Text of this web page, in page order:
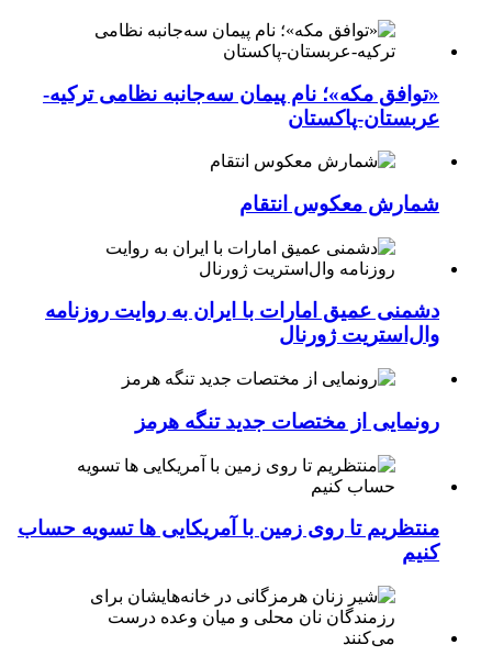
«توافق مکه»؛ نام پیمان سه‌جانبه نظامی ترکیه-
عربستان-پاکستان
شمارش معکوس انتقام
دشمنی عمیق امارات با ایران به روایت روزنامه
وال‌استریت ژورنال
رونمایی از مختصات جدید تنگه هرمز
منتظریم تا روی زمین با آمریکایی ها تسویه حساب
کنیم